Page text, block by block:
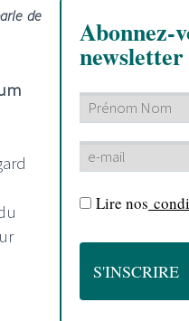
de
Abonnez-
newsletter
Lire nos